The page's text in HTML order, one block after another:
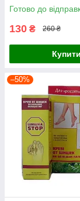
Готово до
130 ₴ 260 ₴
Купити
–50%